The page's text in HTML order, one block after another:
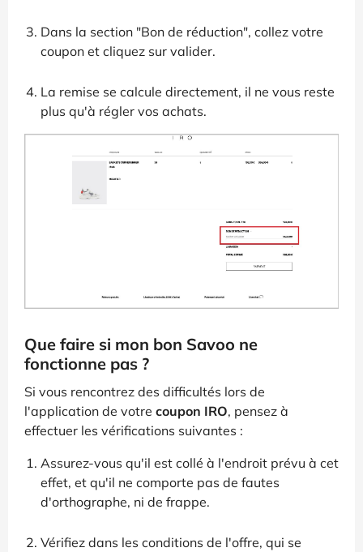
Dans la section "Bon de réduction", collez votre
coupon et cliquez sur valider.
La remise se calcule directement, il ne vous reste
plus qu'à régler vos achats.
Que faire si mon bon Savoo ne
fonctionne pas ?
Si vous rencontrez des difficultés lors de
l'application de votre coupon IRO, pensez à
effectuer les vérifications suivantes :
Assurez-vous qu'il est collé à l'endroit prévu à cet
effet, et qu'il ne comporte pas de fautes
d'orthographe, ni de frappe.
Vérifiez dans les conditions de l'offre, qui se